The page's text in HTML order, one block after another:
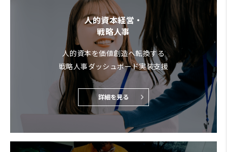
人的資本経営・
戦略人事
人的資本を価値創造へ転換する
戦略人事ダッシュボード実装支援
詳細を見る